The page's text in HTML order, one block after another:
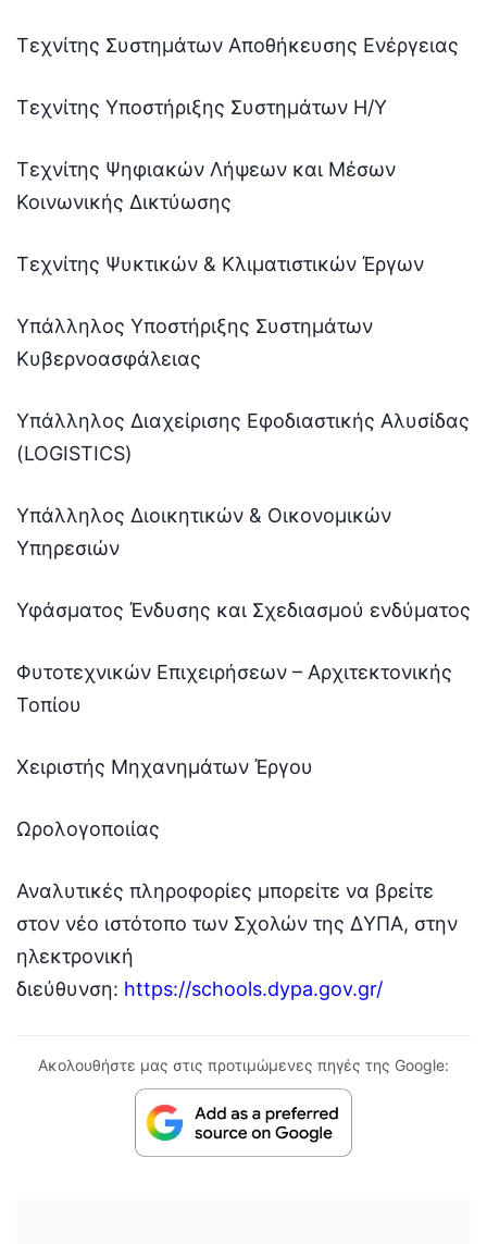
Τεχνίτης Συστημάτων Αποθήκευσης Ενέργειας
Τεχνίτης Υποστήριξης Συστημάτων Η/Υ
Τεχνίτης Ψηφιακών Λήψεων και Μέσων
Κοινωνικής Δικτύωσης
Τεχνίτης Ψυκτικών & Κλιματιστικών Έργων
Υπάλληλος Υποστήριξης Συστημάτων
Κυβερνοασφάλειας
Υπάλληλος Διαχείρισης Εφοδιαστικής Αλυσίδας
(LOGISTICS)
Υπάλληλος Διοικητικών & Οικονομικών
Υπηρεσιών
Υφάσματος Ένδυσης και Σχεδιασμού ενδύματος
Φυτοτεχνικών Επιχειρήσεων – Αρχιτεκτονικής
Τοπίου
Χειριστής Μηχανημάτων Έργου
Ωρολογοποιίας
Αναλυτικές πληροφορίες μπορείτε να βρείτε
στον νέο ιστότοπο των Σχολών της ΔΥΠΑ, στην
ηλεκτρονική
διεύθυνση: https://schools.dypa.gov.gr/
Ακολουθήστε μας στις προτιμώμενες πηγές της Google: